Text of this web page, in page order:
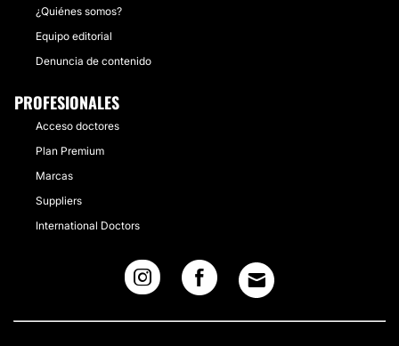
¿Quiénes somos?
Equipo editorial
Denuncia de contenido
PROFESIONALES
Acceso doctores
Plan Premium
Marcas
Suppliers
International Doctors